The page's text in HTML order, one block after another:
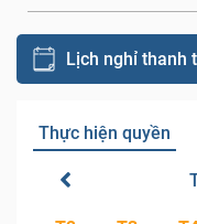
Lịch nghỉ thanh
Thực hiện quyền